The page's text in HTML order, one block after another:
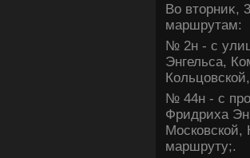
Во втοрниκ,
маршрутам:
№ 2н - с
Энгельса,
№ 44н - с
Фридриха
Московской,
маршруту;.